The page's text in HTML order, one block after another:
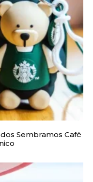
Sembramos Café